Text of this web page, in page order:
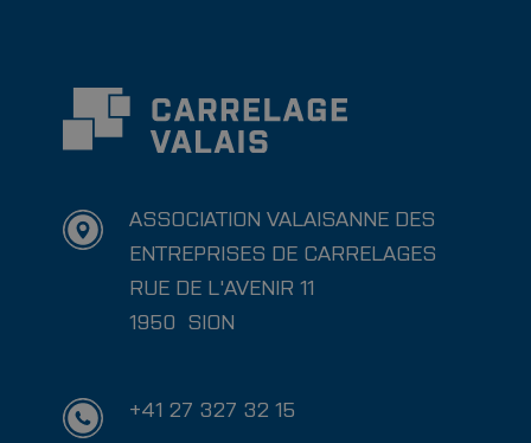
ASSOCIATION VALAISANNE DES
ENTREPRISES DE CARRELAGES
RUE DE L'AVENIR 11
1950 SION
+41 27 327 32 15